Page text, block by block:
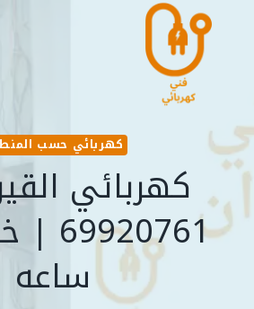
التجاوز
المحتوى
كهربائي حسب
كهربائي
ساعه